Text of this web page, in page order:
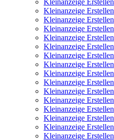
Kleinanzeige Erstellen
Kleinanzeige Erstellen
Kleinanzeige Erstellen
Kleinanzeige Erstellen
Kleinanzeige Erstellen
Kleinanzeige Erstellen
Kleinanzeige Erstellen
Kleinanzeige Erstellen
Kleinanzeige Erstellen
Kleinanzeige Erstellen
Kleinanzeige Erstellen
Kleinanzeige Erstellen
Kleinanzeige Erstellen
Kleinanzeige Erstellen
Kleinanzeige Erstellen